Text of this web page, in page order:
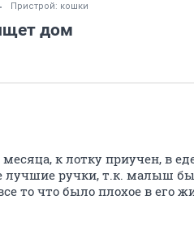
Пристрой: кошки
дом
к лотку приучен, в
ручки, т.к. малыш
то что было плохое в его